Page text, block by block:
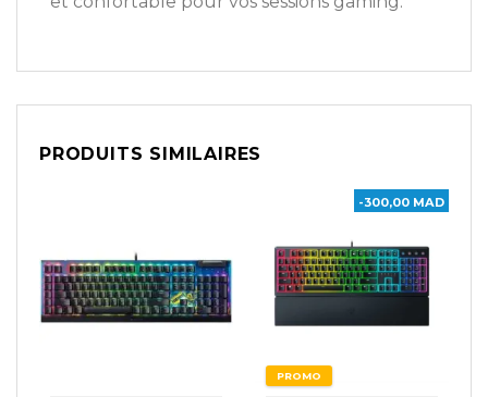
PRODUITS SIMILAIRES
-300,00 MAD
PROMO